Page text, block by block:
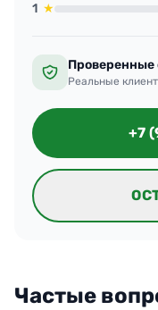
1 ★
Проверенные
Реальные
+7
Частые